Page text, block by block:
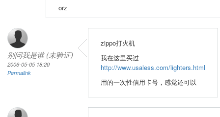
orz
别问我是谁 (未验证)
2006-05-05 18:20
Permalink
zippo打火机
我在这里买过
http://www.usaless.com/lighters.html
用的一次性信用卡号，感觉还可以